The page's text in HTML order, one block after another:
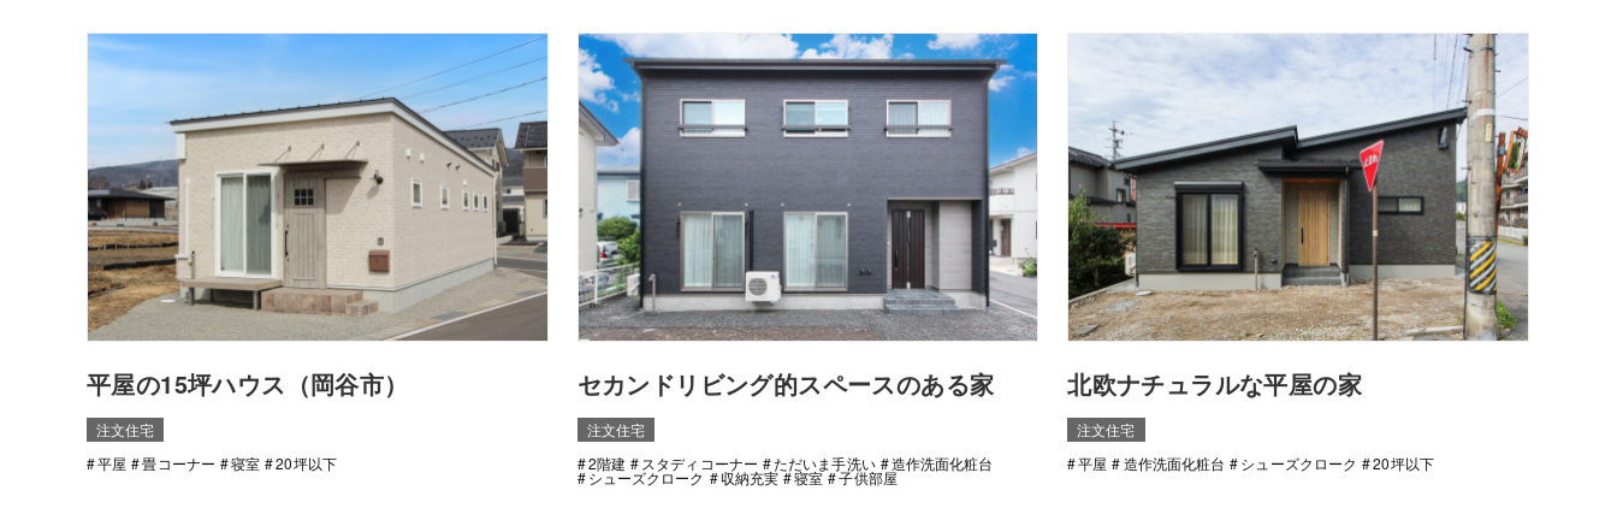
平屋の15坪ハウス（岡谷市）
注文住宅
平屋
畳コーナー 寝室 20坪以下
セカンドリビング的スペースのある家
注文住宅
2階建
スタディコーナー ただいま手洗い 造作洗面化粧台
シューズクローク 収納充実 寝室 子供部屋
北欧ナチュラルな平屋の家
注文住宅
平屋
造作洗面化粧台 シューズクローク 20坪以下